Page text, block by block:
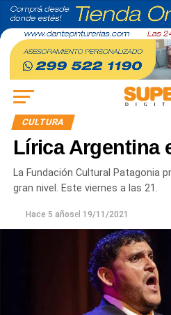
CULTURA
Lírica Argentina
La Fundación Cultural Patagonia
gran nivel. Este viernes a las 21.
Hace 5 añosel 19/11/2021